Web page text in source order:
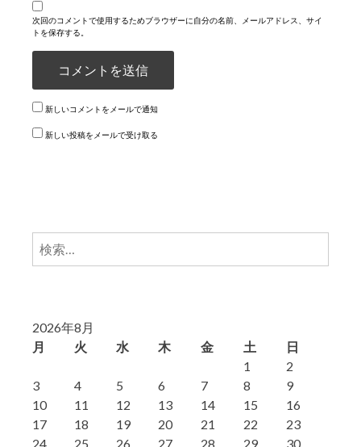
次回のコメントで使用するためブラウザーに自分の名前、メールアドレス、サイ
トを保存する。
新しいコメントをメールで通知
新しい投稿をメールで受け取る
検
2026年8月
月
火 水 木 金 土
日
1
2
3
4 5 6 7 8
9
10
11 12 13 14 15
16
17
18 19 20 21 22
23
24
25 26 27 28 29 30